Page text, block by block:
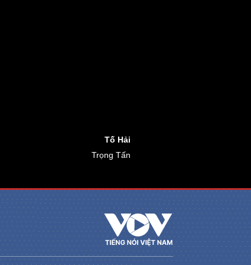
Tố Hải
Trọng Tấn